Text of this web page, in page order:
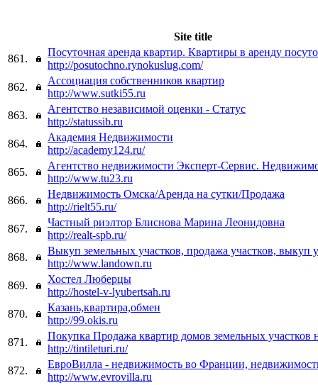
Site title
861.
Посуточная аренда квартир. Квартиры в аренду
http://posutochno.rynokuslug.com/
862.
Ассоциация собственников квартир
http://www.sutki55.ru
863.
Агентство независимой оценки - Статус
http://statussib.ru
864.
Академия Недвижимости
http://academy124.ru/
865.
Агентство недвижимости Эксперт-Сервис.
http://www.tu23.ru
866.
Недвижимость Омска/Аренда на сутки/Продажа
http://rielt55.ru/
867.
Частный риэлтор Блиснова Марина Леонидовна
http://realt-spb.ru/
868.
Выкуп земельных участков, продажа участков, выкуп
http://www.landown.ru
869.
Хостел Люберцы
http://hostel-v-lyubertsah.ru
870.
Казань,квартира,обмен
http://99.okis.ru
871.
Покупка Продажа квартир домов земельных участков
http://tintileturi.ru/
872.
ЕвроВилла - недвижимость во Франции,
http://www.evrovilla.ru